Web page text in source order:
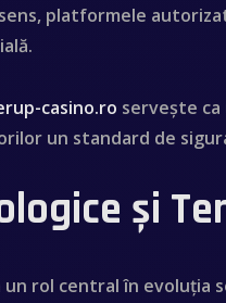
platformele
casino.ro servește
un standard de
și
un rol central în